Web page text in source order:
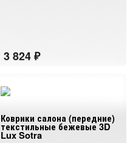
Коврики салона (передние)
текстильные бежевые 3D
Lux Sotra